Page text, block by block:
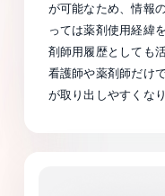
が可能なため、情報
っては薬剤使用経緯
剤師用履歴としても
看護師や薬剤師だけ
が取り出しやすくなり